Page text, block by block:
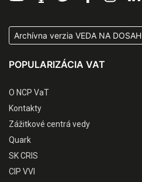
Archívna verzia VEDA NA DOSAH
POPULARIZÁCIA VAT
O NCP VaT
Kontakty
Zážitkové centrá vedy
Quark
SK CRIS
CIP VVI